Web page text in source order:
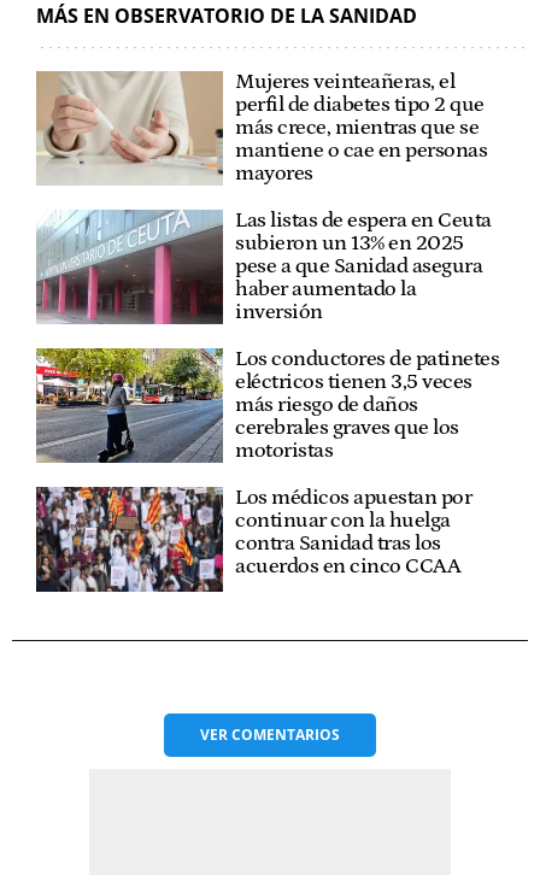
MÁS EN OBSERVATORIO DE LA SANIDAD
Mujeres veinteañeras, el
perfil de diabetes tipo 2 que
más crece, mientras que se
mantiene o cae en personas
mayores
Las listas de espera en Ceuta
subieron un 13% en 2025
pese a que Sanidad asegura
haber aumentado la
inversión
Los conductores de patinetes
eléctricos tienen 3,5 veces
más riesgo de daños
cerebrales graves que los
motoristas
Los médicos apuestan por
continuar con la huelga
contra Sanidad tras los
acuerdos en cinco CCAA
VERCOMENTARIOS